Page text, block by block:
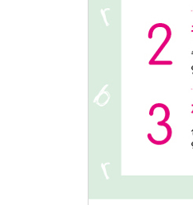
Unit 1 A Circle or a
Unit 2 A Square or
Unit 3 The Shapes
Chapter 7 Food
Unit 1 Food from
Unit 2 Foods at the
Unit 3 Foods to Eat
Chapter Review